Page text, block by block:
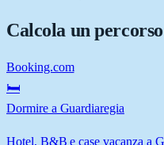
Calcola un
Booking.com
🛏️
Dormire a Guardiaregia
Hotel, B&B e case vacanza a